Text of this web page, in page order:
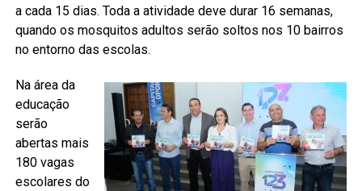
a cada 15 dias. Toda a atividade deve durar 16 semanas,
quando os mosquitos adultos serão soltos nos 10 bairros
no entorno das escolas.
Na área da
educação
serão
abertas mais
180 vagas
escolares do